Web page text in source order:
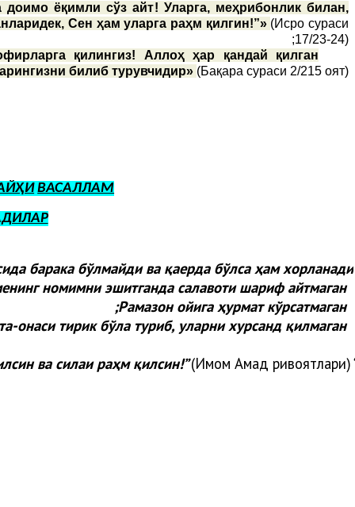
ёқимли сўз айт! Уларга, меҳрибонлик билан,
Сен ҳам уларга раҳм қилгин!”» (Исро сураси
17/23-24);
қилингиз! Аллоҳ ҳар қандай қилган
билиб турувчидир» (Бақара сураси 2/215 оят).
ВАСАЛЛАМ
барака бўлмайди ва қаерда бўлса ҳам хорланади:
номимни эшитганда салавоти шариф айтмаган;
Рамазон ойига ҳурмат кўрсатмаган;
онаси тирик бўла туриб, уларни хурсанд қилмаган
“
ва силаи раҳм қилсин!”(Имом Аҳмад ривоятлари).